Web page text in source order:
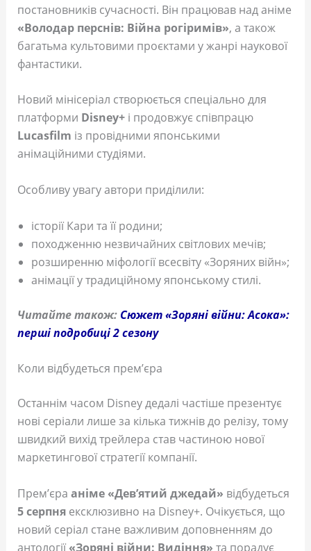
постановників сучасності. Він працював над аніме
«Володар перснів: Війна рогіримів», а також
багатьма культовими проєктами у жанрі наукової
фантастики.
Новий мінісеріал створюється спеціально для
платформи Disney+і продовжує співпрацю
Lucasfilm із провідними японськими
анімаційними студіями.
Особливу увагу автори приділили:
історії Кари та її родини;
походженню незвичайних світлових мечів;
розширенню міфології всесвіту «Зоряних війн»;
анімації у традиційному японському стилі.
Читайте також: Сюжет «Зоряні війни: Асока»:
перші подробиці 2 сезону
Коли відбудеться прем’єра
Останнім часом Disney дедалі частіше презентує
нові серіали лише за кілька тижнів до релізу, тому
швидкий вихід трейлера став частиною нової
маркетингової стратегії компанії.
Прем’єра аніме «Дев’ятий джедай» відбудеться
5 серпняексклюзивно на Disney+. Очікується, що
новий серіал стане важливим доповненням до
антології«Зоряні війни: Видіння» та порадує